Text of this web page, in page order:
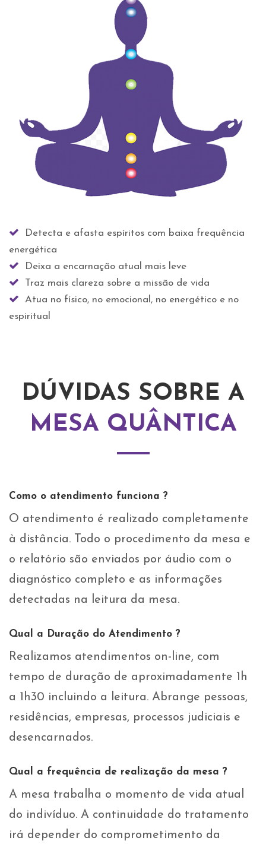
Detecta e afasta espíritos com baixa frequência
energética
Deixa a encarnação atual mais leve
Traz mais clareza sobre a missão de vida
Atua no físico, no emocional, no energético e no
espiritual
DÚVIDAS SOBRE A
MESA QUÂNTICA
Como o atendimento funciona ?
O atendimento é realizado completamente
à distância. Todo o procedimento da mesa e
o relatório são enviados por áudio com o
diagnóstico completo e as informações
detectadas na leitura da mesa.
Qual a Duração do Atendimento ?
Realizamos atendimentos on-line, com
tempo de duração de aproximadamente 1h
a 1h30 incluindo a leitura. Abrange pessoas,
residências, empresas, processos judiciais e
desencarnados.
Qual a frequência de realização da mesa ?
A mesa trabalha o momento de vida atual
do indivíduo. A continuidade do tratamento
irá depender do comprometimento da